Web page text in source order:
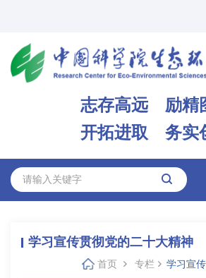
志存高远 励精
开拓进取 务实
学习宣传贯彻党的二十大精神
首页 专栏 学习宣